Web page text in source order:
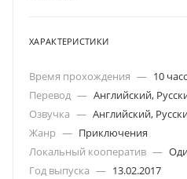
ХАРАКТЕРИСТИКИ
Время прохождения — 10
Перевод — Английский,
Озвучка — Английский,
Жанр — Приключения
Локальный кооператив —
Год выпуска — 13.02.2017